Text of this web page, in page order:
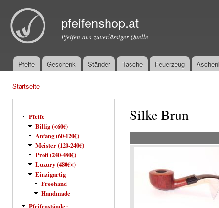
pfeifenshop.at
Pfeifen aus zuverlässiger Quelle
Hauptmenü
Pfeife Geschenk Ständer Tasche Feuerzeug
Startseite
Pfeife
Billig (<60€)
Anfang (60-120€)
Meister (120-240€)
Profi (240-480€)
Luxury (480€<)
Einzigartig
Freehand
Handmade
Pfeifenständer
Silke Brun